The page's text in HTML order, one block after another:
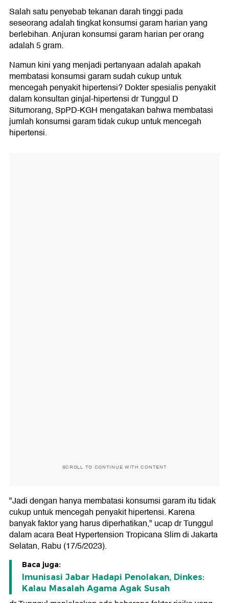
Salah satu penyebab tekanan darah tinggi pada
seseorang adalah tingkat konsumsi garam harian yang
berlebihan. Anjuran konsumsi garam harian per orang
adalah 5 gram.
Namun kini yang menjadi pertanyaan adalah apakah
membatasi konsumsi garam sudah cukup untuk
mencegah penyakit hipertensi? Dokter spesialis penyakit
dalam konsultan ginjal-hipertensi dr Tunggul D
Situmorang, SpPD-KGH mengatakan bahwa membatasi
jumlah konsumsi garam tidak cukup untuk mencegah
hipertensi.
SCROLL TO CONTINUE WITH CONTENT
"Jadi dengan hanya membatasi konsumsi garam itu tidak
cukup untuk mencegah penyakit hipertensi. Karena
banyak faktor yang harus diperhatikan," ucap dr Tunggul
dalam acara Beat Hypertension Tropicana Slim di Jakarta
Selatan, Rabu (17/5/2023).
Baca juga:
Imunisasi Jabar Hadapi Penolakan, Dinkes:
Kalau Masalah Agama Agak Susah